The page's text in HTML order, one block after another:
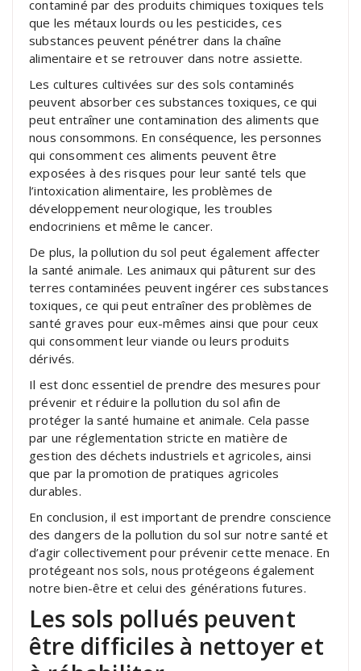
contaminé par des produits chimiques toxiques tels
que les métaux lourds ou les pesticides, ces
substances peuvent pénétrer dans la chaîne
alimentaire et se retrouver dans notre assiette.
Les cultures cultivées sur des sols contaminés
peuvent absorber ces substances toxiques, ce qui
peut entraîner une contamination des aliments que
nous consommons. En conséquence, les personnes
qui consomment ces aliments peuvent être
exposées à des risques pour leur santé tels que
l’intoxication alimentaire, les problèmes de
développement neurologique, les troubles
endocriniens et même le cancer.
De plus, la pollution du sol peut également affecter
la santé animale. Les animaux qui pâturent sur des
terres contaminées peuvent ingérer ces substances
toxiques, ce qui peut entraîner des problèmes de
santé graves pour eux-mêmes ainsi que pour ceux
qui consomment leur viande ou leurs produits
dérivés.
Il est donc essentiel de prendre des mesures pour
prévenir et réduire la pollution du sol afin de
protéger la santé humaine et animale. Cela passe
par une réglementation stricte en matière de
gestion des déchets industriels et agricoles, ainsi
que par la promotion de pratiques agricoles
durables.
En conclusion, il est important de prendre conscience
des dangers de la pollution du sol sur notre santé et
d’agir collectivement pour prévenir cette menace. En
protégeant nos sols, nous protégeons également
notre bien-être et celui des générations futures.
Les sols pollués peuvent
être difficiles à nettoyer et